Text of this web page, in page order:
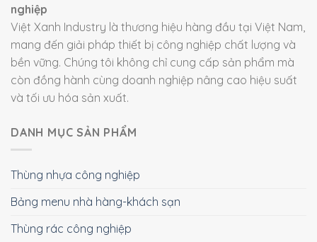
nghiệp
Việt Xanh Industry là thương hiệu hàng đầu tại Việt Nam,
mang đến giải pháp thiết bị công nghiệp chất lượng và
bền vững. Chúng tôi không chỉ cung cấp sản phẩm mà
còn đồng hành cùng doanh nghiệp nâng cao hiệu suất
và tối ưu hóa sản xuất.
DANH MỤC SẢN PHẨM
Thùng nhựa công nghiệp
Bảng menu nhà hàng-khách sạn
Thùng rác công nghiệp